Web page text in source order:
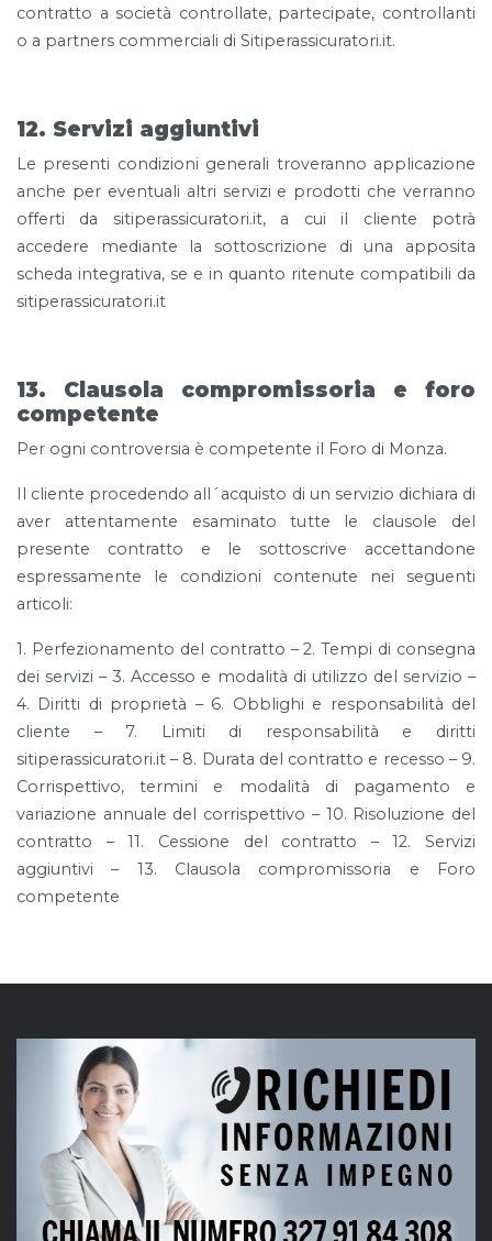
contratto a società controllate, partecipate, controllanti
o a partners commerciali di Sitiperassicuratori.it.
12. Servizi aggiuntivi
Le presenti condizioni generali troveranno applicazione
anche per eventuali altri servizi e prodotti che verranno
offerti da sitiperassicuratori.it, a cui il cliente potrà
accedere mediante la sottoscrizione di una apposita
scheda integrativa, se e in quanto ritenute compatibili da
sitiperassicuratori.it
13. Clausola compromissoria e foro
competente
Per ogni controversia è competente il Foro di Monza.
Il cliente procedendo all´acquisto di un servizio dichiara di
aver attentamente esaminato tutte le clausole del
presente contratto e le sottoscrive accettandone
espressamente le condizioni contenute nei seguenti
articoli:
1. Perfezionamento del contratto – 2. Tempi di consegna
dei servizi – 3. Accesso e modalità di utilizzo del servizio –
4. Diritti di proprietà – 6. Obblighi e responsabilità del
cliente – 7. Limiti di responsabilità e diritti
sitiperassicuratori.it – 8. Durata del contratto e recesso – 9.
Corrispettivo, termini e modalità di pagamento e
variazione annuale del corrispettivo – 10. Risoluzione del
contratto – 11. Cessione del contratto – 12. Servizi
aggiuntivi – 13. Clausola compromissoria e Foro
competente